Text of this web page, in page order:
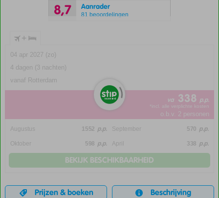
8,7 Aanrader
81 beoordelingen
+
04 apr 2027 (zo)
4 dagen (3 nachten)
vanaf Rotterdam
va 338 p.p.
*incl. alle verplichte kosten
o.b.v. 2 personen
Augustus 1552 p.p. September 570 p.p.
Oktober 598 p.p. April 338 p.p.
BEKIJK BESCHIKBAARHEID
Prijzen & boeken Beschrijving